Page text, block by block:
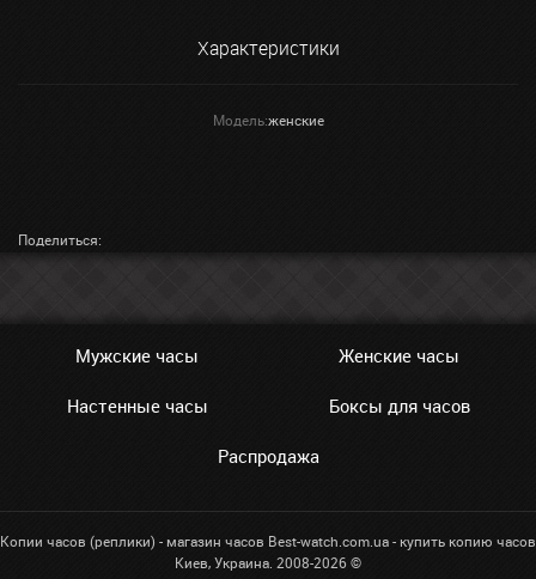
Характеристики
Модель:женские
Поделиться:
Мужские часы Женские часы
Настенные часы Боксы для часов
Распродажа
Копии часов (реплики) - магазин часов Best-watch.com.ua - купить копию часов
Киев, Украина. 2008-2026 ©